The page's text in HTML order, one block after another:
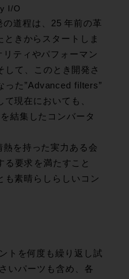
I/O
道程は、25 年前の革
きからスタートしま
ティやパフォーマン
して、このとき開発さ
った”Advanced filters”
現在においても、
結集したコンバータ
を持った実力ある会
る要求を満たすこと
も素晴らしらしいコン
トを何度も繰り返し試
いパーツも含め、各